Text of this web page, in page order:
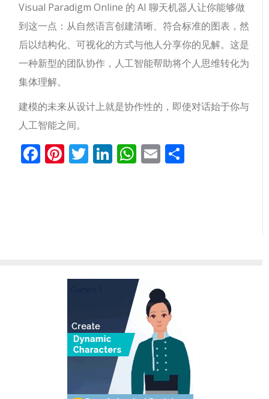
Visual Paradigm Online 的 AI 聊天机器人让你能够做
到这一点：从自然语言创建清晰、符合标准的图表，然
后以结构化、可视化的方式与他人分享你的见解。这是
一种新型的团队协作，人工智能帮助将个人思维转化为
集体理解。
建模的未来从设计上就是协作性的，即使对话始于你与
人工智能之间。
Facebook
Pinterest
Twitter
LinkedIn
WhatsApp
Email